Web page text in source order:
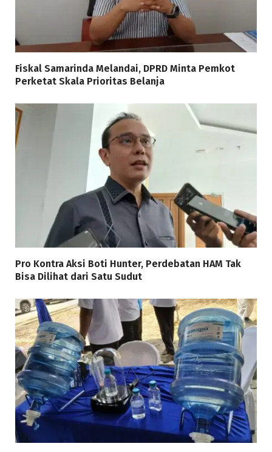
Fiskal Samarinda Melandai, DPRD Minta Pemkot
Perketat Skala Prioritas Belanja
Pro Kontra Aksi Boti Hunter, Perdebatan HAM Tak
Bisa Dilihat dari Satu Sudut